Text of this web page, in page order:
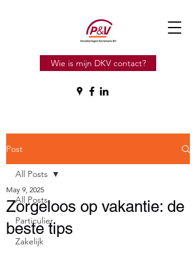
Wie is mijn DKV contact?
Post
All Posts
Particulier
Zakelijk
All Posts
Zorgeloos op vakantie: de
beste tips
May 9, 2025